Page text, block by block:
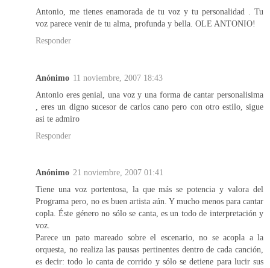
Antonio, me tienes enamorada de tu voz y tu personalidad . Tu
voz parece venir de tu alma, profunda y bella. OLE ANTONIO!
Responder
Anónimo 11 noviembre, 2007 18:43
Antonio eres genial, una voz y una forma de cantar personalisima
, eres un digno sucesor de carlos cano pero con otro estilo, sigue
asi te admiro
Responder
Anónimo 21 noviembre, 2007 01:41
Tiene una voz portentosa, la que más se potencia y valora del
Programa pero, no es buen artista aún. Y mucho menos para cantar
copla. Éste género no sólo se canta, es un todo de interpretación y
voz.
Parece un pato mareado sobre el escenario, no se acopla a la
orquesta, no realiza las pausas pertinentes dentro de cada canción,
es decir: todo lo canta de corrido y sólo se detiene para lucir sus